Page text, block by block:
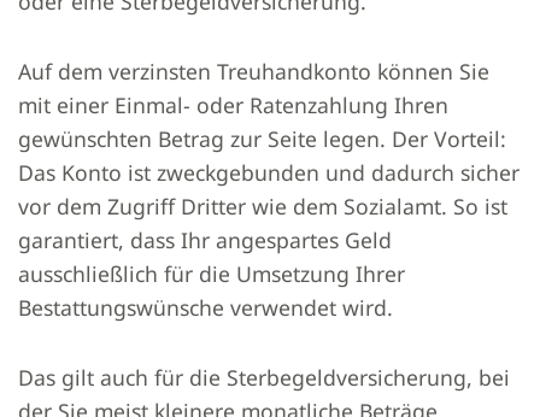
Auf dem verzinsten Treuhandkonto können Sie
mit einer Einmal- oder Ratenzahlung Ihren
gewünschten Betrag zur Seite legen. Der Vorteil:
Das Konto ist zweckgebunden und dadurch sicher
vor dem Zugriff Dritter wie dem Sozialamt. So ist
garantiert, dass Ihr angespartes Geld
ausschließlich für die Umsetzung Ihrer
Bestattungswünsche verwendet wird.
Das gilt auch für die Sterbegeldversicherung, bei
der Sie meist kleinere monatliche Beträge